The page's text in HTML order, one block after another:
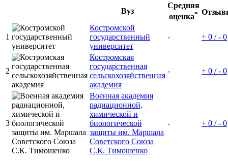
Вуз
Средняя
оценка*
1
Костромской
государственный
университет
- + 0 / - 0
2
Костромская
государственная
сельскохозяйственная
академия
- + 0 / - 0
3
Военная академия
радиационной,
химической и
биологической
защиты им. Маршала
Советского Союза
С.К. Тимошенко
- + 0 / - 0